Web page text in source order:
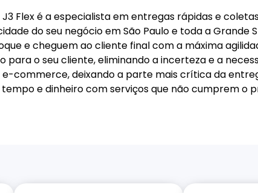
Flex é a especialista em entregas rápidas e
do seu negócio em São Paulo e toda a Grande
e cheguem ao cliente final com a máxima
o seu cliente, eliminando a incerteza e a
commerce, deixando a parte mais crítica da
e dinheiro com serviços que não cumprem o